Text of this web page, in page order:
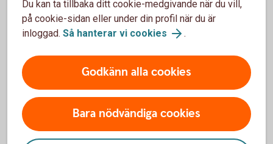
Obligationer/Strukturerade produkter
Strukturerade Produkter - Andrahandsmarknaden
Strukturerade Produkter - Primärmarknaden (pdf)
Terminer/Optioner
Du kan ta tillbaka ditt cookie-medgivande när du vill,
på cookie-sidan eller under din profil när du är
inloggad. Så hanterar vi cookies .
Godkänn alla cookies
Bara nödvändiga cookies